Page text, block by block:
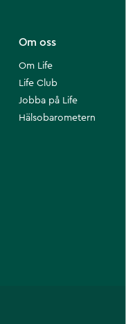
Om oss
Om Life
Life Club
Jobba på Life
Hälsobarometern